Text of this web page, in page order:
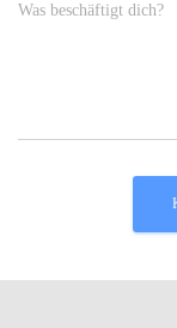
Was beschäftigt dich?